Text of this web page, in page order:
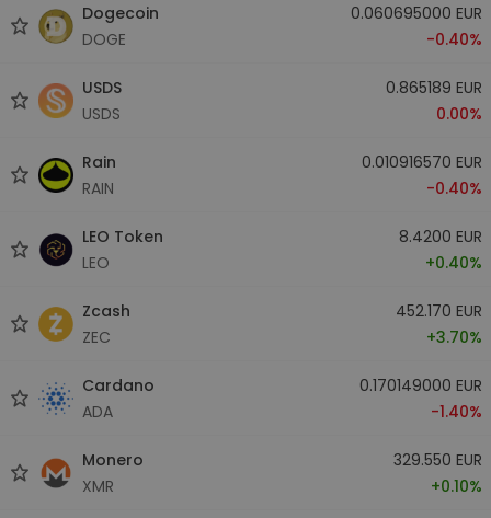
Dogecoin
DOGE
0.060695000 EUR
-0.40%
USDS
USDS
0.865189 EUR
0.00%
Rain
RAIN
0.010916570 EUR
-0.40%
LEO Token
LEO
8.4200 EUR
+0.40%
Zcash
ZEC
452.170 EUR
+3.70%
Cardano
ADA
0.170149000 EUR
-1.40%
Monero
XMR
329.550 EUR
+0.10%